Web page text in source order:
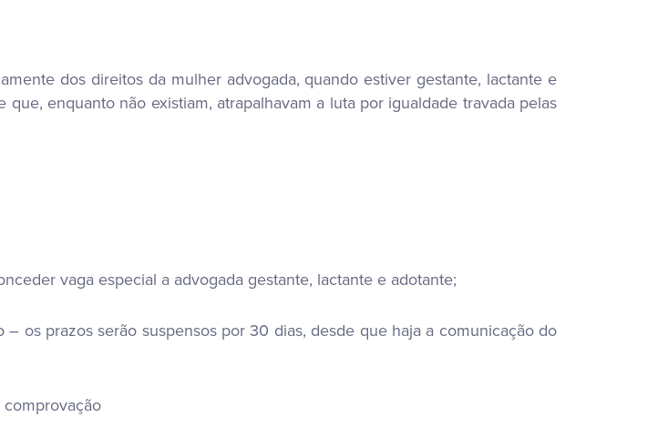
dos direitos da mulher advogada, quando estiver gestante, lactante e
enquanto não existiam, atrapalhavam a luta por igualdade travada pelas
vaga especial a advogada gestante, lactante e adotante;
os prazos serão suspensos por 30 dias, desde que haja a comunicação do